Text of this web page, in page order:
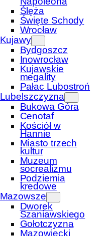
Ślęża
Święte Schody
Wrocław
Kujawy
Bydgoszcz
Inowrocław
Kujawskie
megality
Pałac Lubostroń
Lubelszczyzna
Bukowa Góra
Cenotaf
Kościół w
Hannie
Miasto trzech
kultur
Muzeum
socrealizmu
Podziemia
kredowe
Mazowsze
Dworek
Szaniawskiego
Gołotczyzna
Mazowiecki